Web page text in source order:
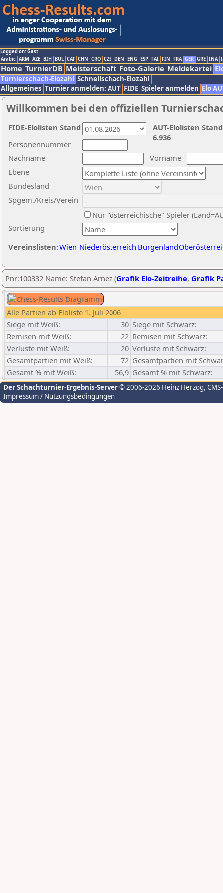
Logged on: Gast
Arabic ARM AZE BIH BUL CAT CHN CRO CZE DEN ENG ESP FAI FIN FRA GER GRE INA
Home TurnierDB Meisterschaft Foto-Galerie Meldekartei
Turnierschach-Elozahl Schnellschach-Elozahl
Allgemeines Turnier anmelden: AUT FIDE Spieler anmelden Elo
Willkommen bei den offiziellen
Nachname
Vorname
Ebene
Sortierung
Personennummer
Bundesland
Spgem./Kreis/Verein
Nur "österreichische" Spieler
Vereinslisten:Wien Niederösterreich Burgenland
AUT-Elolisten
6.936
FIDE-Elolisten Stand
Pnr:100332 Name: Stefan Arnez (Grafik Elo-Zeitreihe, Grafik
Alle Partien ab Eloliste 1. Juli 2006
Siege mit Weiß:
30 Siege mit Schwarz:
Remisen mit Weiß:
22 Remisen mit Schwarz:
Verluste mit Weiß:
20 Verluste mit Schwarz:
Gesamtpartien mit Weiß:
72 Gesamtpartien mit
Gesamt % mit Weiß:
56,9 Gesamt % mit Schwarz:
Der Schachturnier-Ergebnis-Server© 2006-2026 Heinz Herzog,
Impressum / Nutzungsbedingungen